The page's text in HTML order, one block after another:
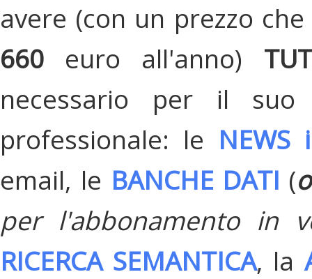
avere (con un prezzo
660 euro all'anno)
necessario per il suo
professionale: le
email, le BANCHE DATI (
per l'abbonamento in
RICERCA SEMANTICA, la